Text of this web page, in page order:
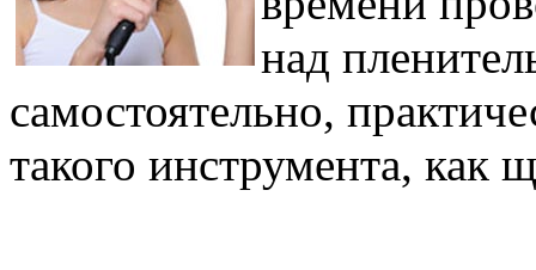
над
самостоятельно,
такого инструмента, как